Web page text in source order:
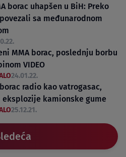
borac uhapšen u BiH: Preko
sa međunarodnom
MMA borac, poslednju borbu
VIDEO
24.01.22.
radio kao vatrogasac,
eksplozije kamionske gume
25.12.21.